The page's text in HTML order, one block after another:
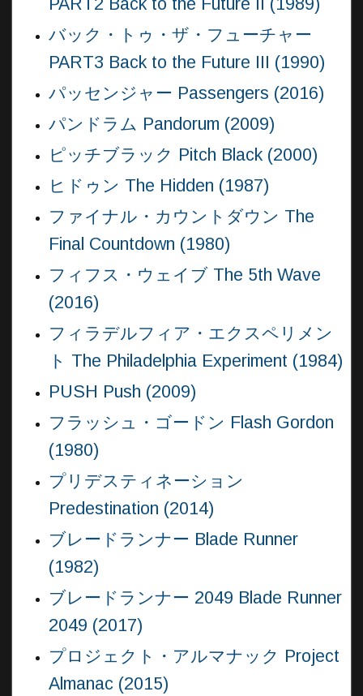
PART2 Back to the Future II (1989)
バック・トゥ・ザ・フューチャー
PART3 Back to the Future III (1990)
パッセンジャー Passengers (2016)
パンドラム Pandorum (2009)
ピッチブラック Pitch Black (2000)
ヒドゥン The Hidden (1987)
ファイナル・カウントダウン The
Final Countdown (1980)
フィフス・ウェイブ The 5th Wave
(2016)
フィラデルフィア・エクスペリメン
ト The Philadelphia Experiment (1984)
PUSH Push (2009)
フラッシュ・ゴードン Flash Gordon
(1980)
プリデスティネーション
Predestination (2014)
ブレードランナー Blade Runner
(1982)
ブレードランナー 2049 Blade Runner
2049 (2017)
プロジェクト・アルマナック Project
Almanac (2015)